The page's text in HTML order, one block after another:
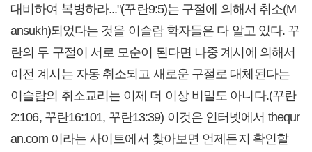
대비하여 복병하라..."(꾸란9:5)는 구절에 의해서 취소(M
ansukh)되었다는 것을 이슬람 학자들은 다 알고 있다. 꾸
란의 두 구절이 서로 모순이 된다면 나중 계시에 의해서
이전 계시는 자동 취소되고 새로운 구절로 대체된다는
이슬람의 취소교리는 이제 더 이상 비밀도 아니다.(꾸란
2:106, 꾸란16:101, 꾸란13:39) 이것은 인터넷에서 thequr
an.com 이라는 사이트에서 찾아보면 언제든지 확인할